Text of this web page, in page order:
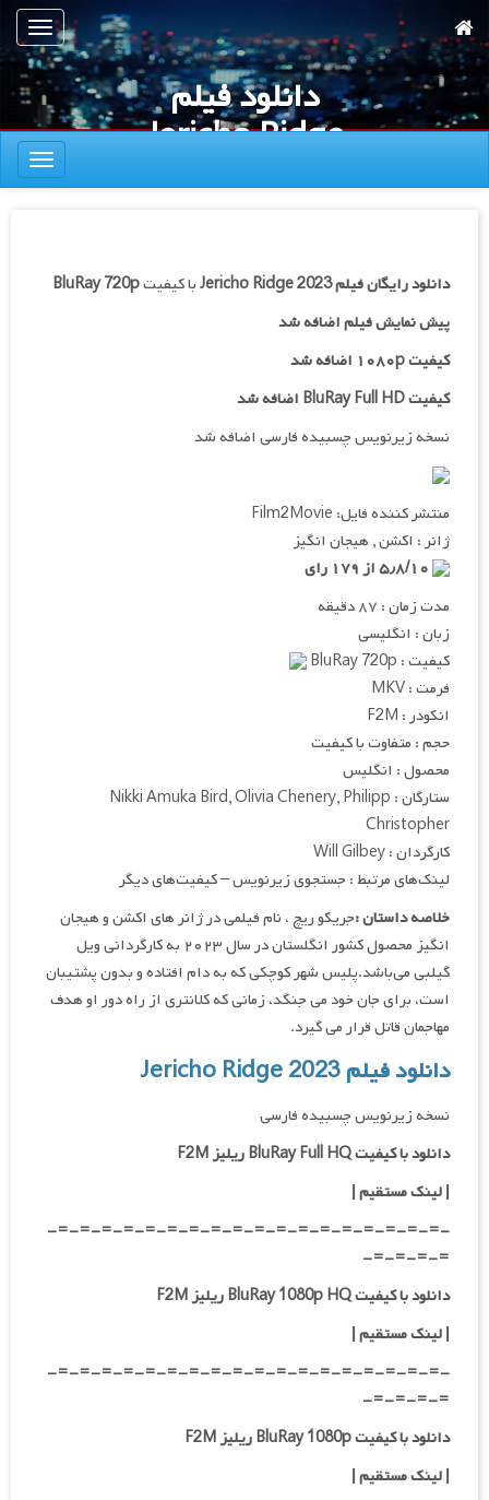
به
محتوای
اصلی
ناوبری
دانلود فیلم
Jericho Ridge
2023
ناوبری
دانلود رایگان فیلمJericho Ridge 2023با کیفیتBluRay 720p
پیش نمایش فیلم اضافه شد
کیفیت ۱۰۸۰p اضافه شد
کیفیت BluRay Full HD اضافه شد
نسخه زیرنویس چسبیده فارسی اضافه شد
منتشر کننده فایل: Film2Movie
ژانر : اکشن , هیجان انگیز
مدت زمان : ۸۷ دقیقه
زبان : انگلیسی
کیفیت : BluRay 720p
فرمت : MKV
انکودر : F2M
حجم : متفاوت با کیفیت
محصول : انگلیس
ستارگان : Nikki Amuka Bird, Olivia Chenery, Philipp
Christopher
کارگردان : Will Gilbey
لینک‌های مرتبط : جستجوی زیرنویس – کیفیت‌های دیگر
خلاصه داستان :جریکو ریچ ، نام فیلمی در ژانر های اکشن و هیجان
انگیز محصول کشور انگلستان در سال ۲۰۲۳ به کارگردانی ویل
گیلبی می‌باشد.پلیس شهر کوچکی که به دام افتاده و بدون پشتیبان
است، برای جان خود می جنگد، زمانی که کلانتری از راه دور او هدف
مهاجمان قاتل قرار می گیرد.
دانلود فیلم Jericho Ridge 2023
نسخه زیرنویس چسبیده فارسی
دانلود با کیفیت BluRay Full HQ ریلیز F2M
|لینک مستقیم|
-=-=-=-=-=-=-=-=-=-=-=-=-=-=-=-=-=-=-
=-=-=-=-
دانلود با کیفیت BluRay 1080p HQ ریلیز F2M
|لینک مستقیم|
-=-=-=-=-=-=-=-=-=-=-=-=-=-=-=-=-=-=-
=-=-=-=-
دانلود با کیفیت BluRay 1080p ریلیز F2M
|لینک مستقیم|